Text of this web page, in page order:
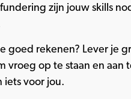
zijn jouw skills
goed rekenen? Lever je
vroeg op te staan en aan
iets voor jou.